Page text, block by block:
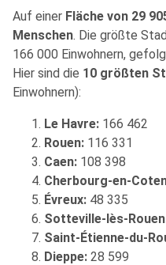
Auf einer Fläche von 29
Menschen. Die größte
166 000 Einwohnern,
Hier sind die 10 größten
Einwohnern):
Le Havre: 166 462
Rouen: 116 331
Caen: 108 398
Cherbourg-en-
Évreux: 48 335
Sotteville-lès-
Saint-Étienne-du-
Dieppe: 28 599